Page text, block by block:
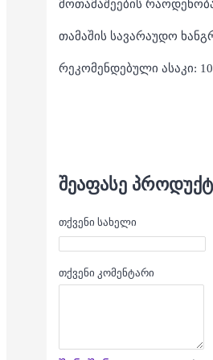
მოთამაშეების
თამაშის სავარაუდო
რეკომენდებული ასაკი:
ᲨᲔᲐᲤᲐᲡᲔ
თქვენი სახელი
თქვენი კომენტარი